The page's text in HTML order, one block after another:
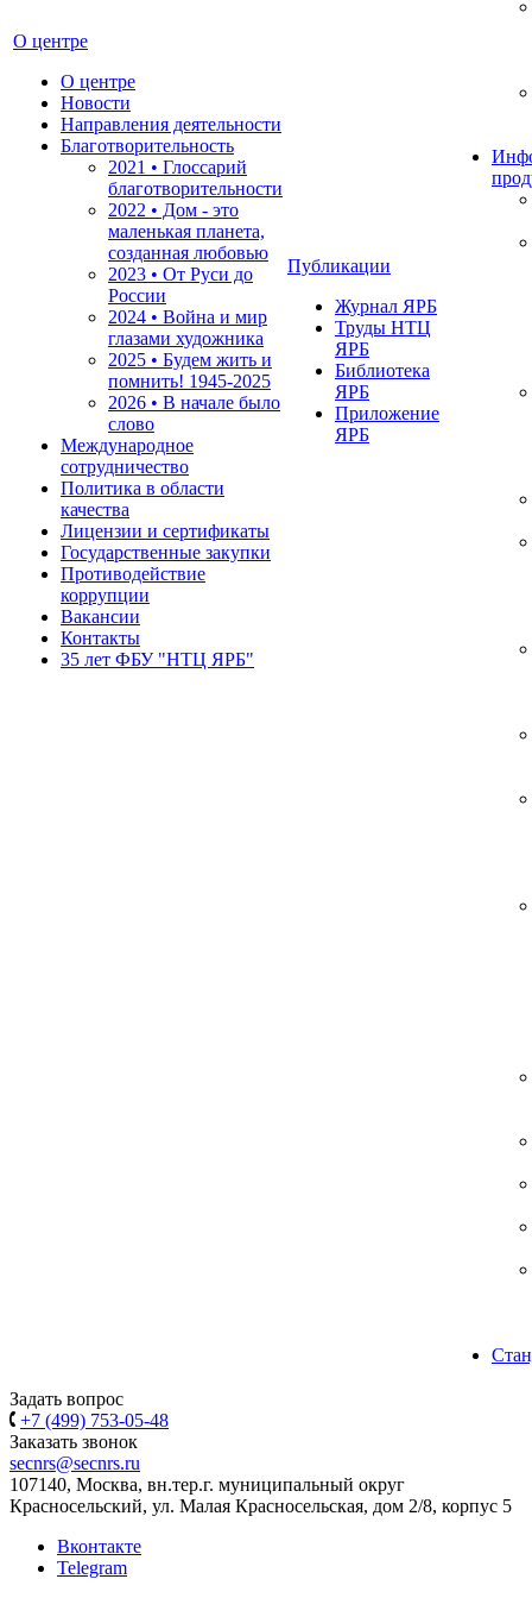
О центре
О центре
Новости
Направления деятельности
Благотворительность
2021 • Глоссарий
благотворительности
2022 • Дом - это
маленькая планета,
созданная любовью
2023 • От Руси до
России
2024 • Война и мир
глазами художника
2025 • Будем жить и
помнить! 1945-2025
2026 • В начале было
слово
Международное
сотрудничество
Политика в области
качества
Лицензии и сертификаты
Государственные закупки
Противодействие
коррупции
Вакансии
Контакты
35 лет ФБУ "НТЦ ЯРБ"
Публикации
Журнал ЯРБ
Труды НТЦ
ЯРБ
Библиотека
ЯРБ
Приложение
ЯРБ
Задать вопрос
+7 (499) 753-05-48
Заказать звонок
secnrs@secnrs.ru
107140, Москва, вн.тер.г. муниципальный округ
Красносельский, ул. Малая Красносельская, дом 2/8, корпус 5
Вконтакте
Telegram